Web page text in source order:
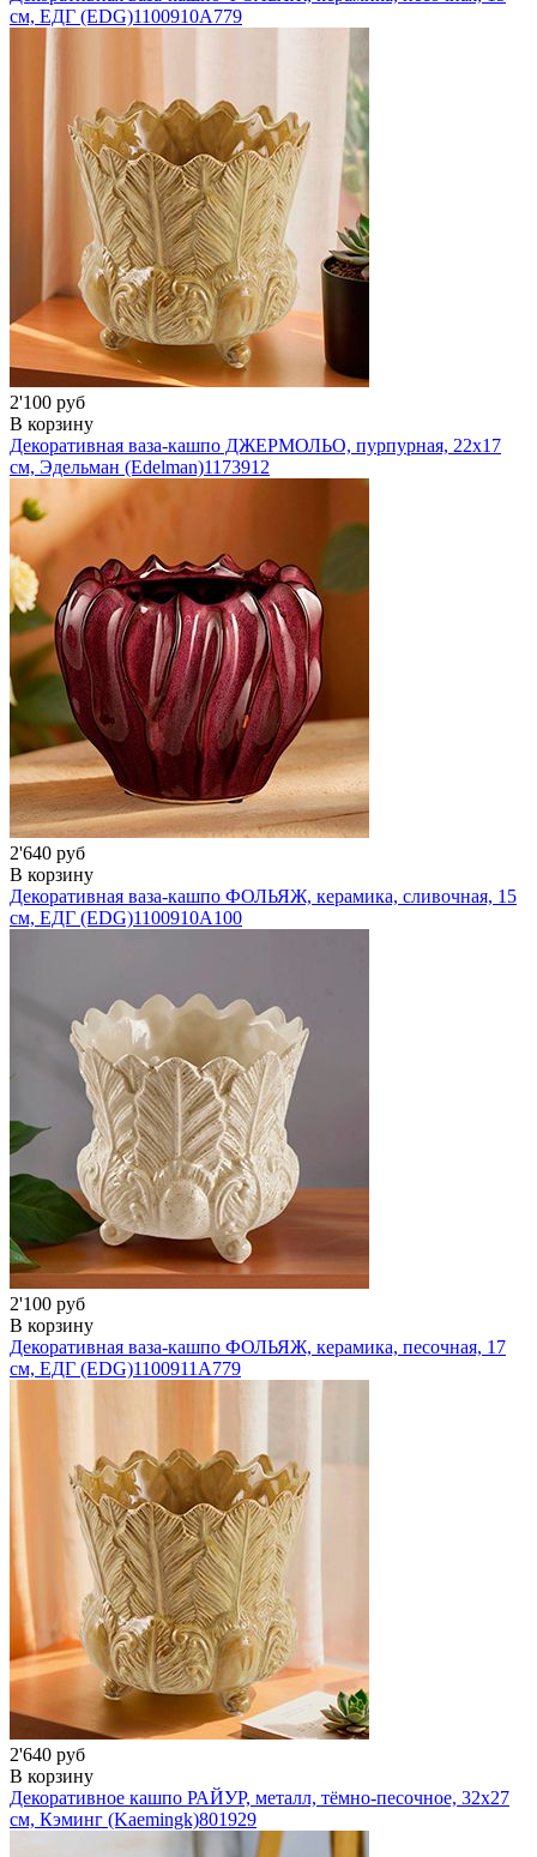
см, ЕДГ (EDG)1100910A779
2'100 руб
В корзину
Декоративная ваза-кашпо ДЖЕРМОЛЬО, пурпурная, 22х17
см, Эдельман (Edelman)1173912
2'640 руб
В корзину
Декоративная ваза-кашпо ФОЛЬЯЖ, керамика, сливочная, 15
см, ЕДГ (EDG)1100910A100
2'100 руб
В корзину
Декоративная ваза-кашпо ФОЛЬЯЖ, керамика, песочная, 17
см, ЕДГ (EDG)1100911A779
2'640 руб
В корзину
Декоративное кашпо РАЙУР, металл, тёмно-песочное, 32х27
см, Кэминг (Kaemingk)801929